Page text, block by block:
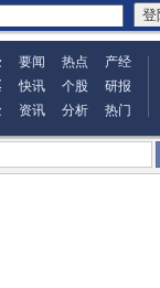
要闻 热点
产经
快讯 个股
研报
资讯 分析 热门